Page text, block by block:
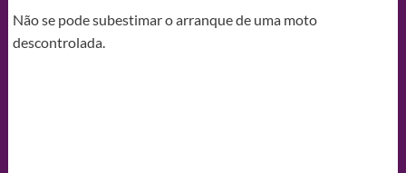
Não se pode subestimar o arranque de uma moto
descontrolada.